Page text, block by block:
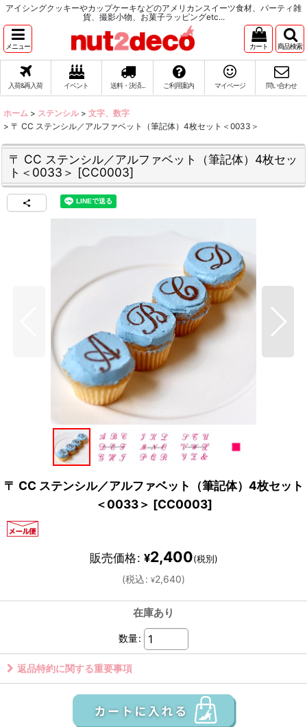
アイシングクッキーやカップケーキなどのアメリカンスイーツ食材、パーティ雑
貨、撮影小物、お菓子ラッピングetc...
メニュー カート 商品検索
入荷&再入荷 イベント 送料・決済... ご利用案内 マイページ 問い合わせ
ホーム > ステンシル > 文字、数字
> 〒 CC ステンシル／アルファベット（筆記体）4枚セット＜0033＞
〒 CC ステンシル／アルファベット（筆記体）4枚セッ
ト＜0033＞ [CC0003]
〒 CC ステンシル／アルファベット（筆記体）4枚セット
＜0033＞ [CC0003]
販売価格: ¥2,400(税別)
(税込: ¥2,640)
在庫あり
数量:
返品特約に関する重要事項